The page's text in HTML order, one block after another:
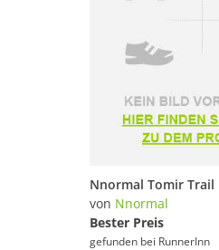
von Nnormal
Bester Preis
gefunden bei RunnerInn